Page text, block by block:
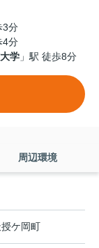
3分
4分
学 」駅 徒歩8分
周辺環境
ケ岡町